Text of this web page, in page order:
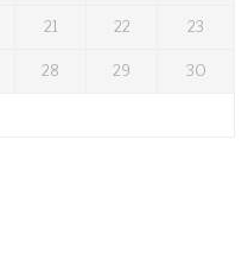
21 22
23
28 29
30